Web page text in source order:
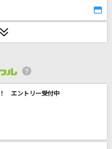
アニメバージョン)
エントリー受付中